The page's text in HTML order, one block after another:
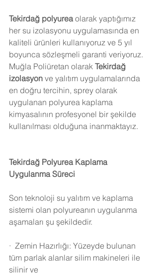
Tekirdağ polyurea olarak yaptığımız
her su izolasyonu uygulamasında en
kaliteli ürünleri kullanıyoruz ve 5 yıl
boyunca sözleşmeli garanti veriyoruz.
Muğla Poliüretan olarak Tekirdağ
izolasyon ve yalıtım uygulamalarında
en doğru tercihin, sprey olarak
uygulanan polyurea kaplama
kimyasalının profesyonel bir şekilde
kullanılması olduğuna inanmaktayız.
Tekirdağ Polyurea Kaplama
Uygulanma Süreci
Son teknoloji su yalıtım ve kaplama
sistemi olan polyureanın uygulanma
aşamaları şu şekildedir.
· Zemin Hazırlığı: Yüzeyde bulunan
tüm parlak alanlar silim makineleri ile
silinir ve